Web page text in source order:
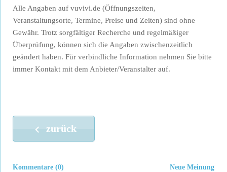
Alle Angaben auf vuvivi.de (Öffnungszeiten,
Veranstaltungsorte, Termine, Preise und Zeiten) sind ohne
Gewähr. Trotz sorgfältiger Recherche und regelmäßiger
Überprüfung, können sich die Angaben zwischenzeitlich
geändert haben. Für verbindliche Information nehmen Sie bitte
immer Kontakt mit dem Anbieter/Veranstalter auf.
zurück
Neue Meinung
Kommentare (0)